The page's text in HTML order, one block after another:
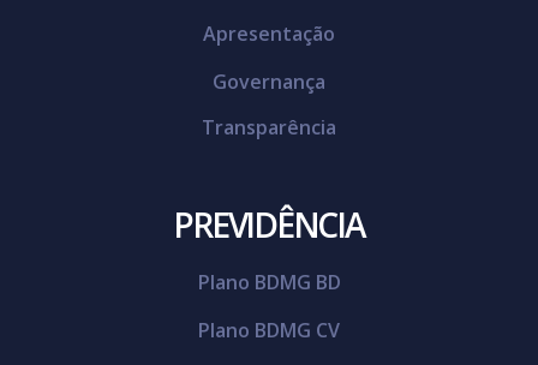
Apresentação
Governança
Transparência
PREVIDÊNCIA
Plano BDMG BD
Plano BDMG CV